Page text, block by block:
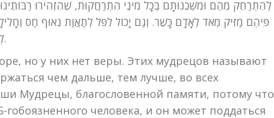
לְהִתְרַחֵק מֵהֶם וּמִשְּׁכֵנוּתָם בְּכָל מִינֵי הִתְרַחֲקוּת, שֶׁהִזְהִירוּ
פִּיהֶם מַזִּיק מְאֹד לְאָדָם כָּשֵׁר. וְגַם יָכוֹל לִפֹּל לְתַאֲוַת נִאוּף חַס
לְעֵיל עַל פִּי רֹב הֵם נוֹאֲפִים גְּדוֹלִים מְאֹד (שָׁם קו).
но у них нет веры. Этих мудрецов называют
чем дальше, тем лучше, во всех
Мудрецы, благословенной памяти, потому что
человека, и он может поддаться